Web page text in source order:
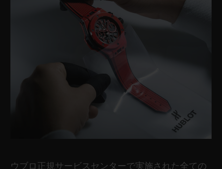
ご登録が完了すると、ウブロティスタコミュニテ
ィのメンバーとして、限定アクセスや専用サービ
ス、保証期間の延長（上記の条件が適用されま
す）をご利用いただけます。メンバー特典の例：
お持ちの時計の情報および保証ステータスへ
エクスクルーシブなウブロの体験やイベント
迅速でパーソナライズされたカスタマーサポ
までの間に、1回に限りご利用いただけます。
「ウブロティスタ」メンバーの場合：ご購入
から3年目から7年目の間にご利用可能
メンバー以外の場合：ご購入から2年目から7
年目の間にご利用可能
詳細および条件については 専用ページ
をご確認く
ウブロ正規サービスセンターで実施された全ての